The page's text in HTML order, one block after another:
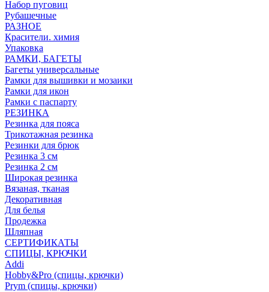
Набор пуговиц
Рубашечные
РАЗНОЕ
Красители. химия
Упаковка
РАМКИ, БАГЕТЫ
Багеты универсальные
Рамки для вышивки и мозаики
Рамки для икон
Рамки с паспарту
РЕЗИНКА
Резинка для пояса
Трикотажная резинка
Резинки для брюк
Резинка 3 см
Резинка 2 см
Широкая резинка
Вязаная, тканая
Декоративная
Для белья
Продежка
Шляпная
СЕРТИФИКАТЫ
СПИЦЫ, КРЮЧКИ
Addi
Hobby&Pro (спицы, крючки)
Prym (спицы, крючки)